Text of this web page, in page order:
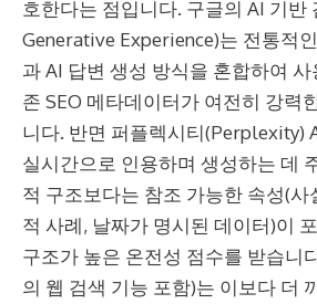
호한다는 점입니다. 구글의 AI 기반
Generative Experience)는 전통적
과 AI 답변 생성 방식을 혼합하여
존 SEO 메타데이터가 여전히 강력
니다. 반면 퍼플렉시티(Perplexity)
실시간으로 인용하며 생성하는 데
적 구조보다는 참조 가능한 속성(사
적 사례, 날짜가 명시된 데이터)이
구조가 높은 온전성 점수를 받습니
의 웹 검색 기능 포함)는 이보다 더